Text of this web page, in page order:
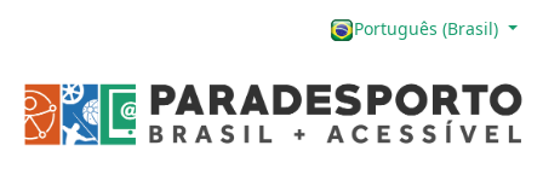
Português (Brasil)